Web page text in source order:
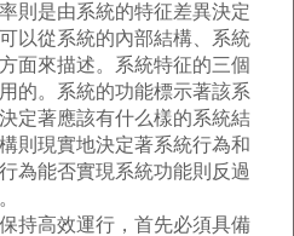
則是由系統的特征差異決定
以從系統的內部結構、系統
面來描述。系統特征的三個
的。系統的功能標示著該系
定著應該有什么樣的系統結
則現實地決定著系統行為和
為能否實現系統功能則反過
高效運行，首先必須具備